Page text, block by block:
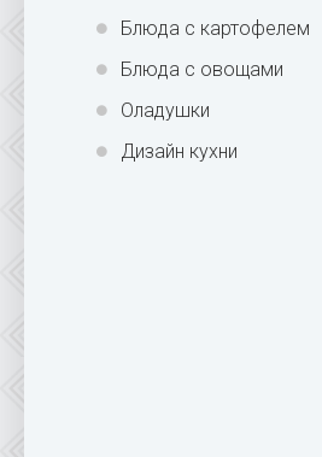
Блюда с картофелем
Блюда с овощами
Оладушки
Дизайн кухни